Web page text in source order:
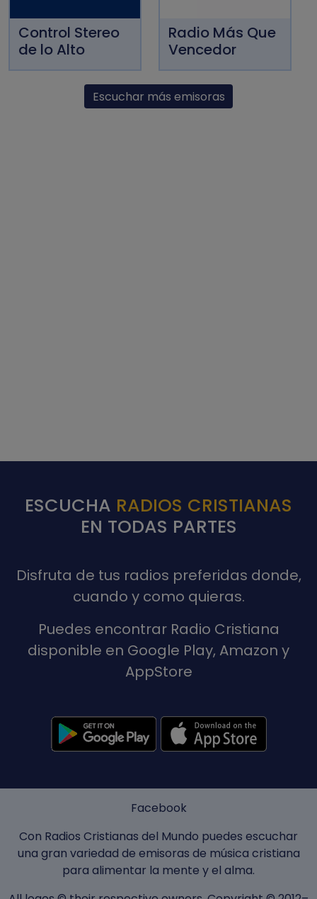
Control Stereo
de lo Alto
Radio Más Que
Vencedor
Escuchar más emisoras
ESCUCHA RADIOS CRISTIANAS
EN TODAS PARTES
Disfruta de tus radios preferidas donde,
cuando y como quieras.
Puedes encontrar Radio Cristiana
disponible en Google Play, Amazon y
AppStore
Facebook
Con Radios Cristianas del Mundo puedes escuchar
una gran variedad de emisoras de música cristiana
para alimentar la mente y el alma.